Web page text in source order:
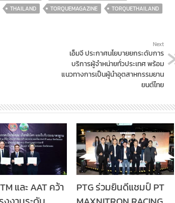
THAILAND TORQUEMAGAZINE
TORQUETHAILAND
Next
เอ็มจี ประกาศนโยบายยกระดับการ
บริการผู้จำหน่ายทั่วประเทศ พร้อม
แนวทางการเป็นผู้นำอุตสาหกรรมยาน
ยนต์ไทย
และ AAT คว้า
PTG ร่วมยินดีแชมป์ PT